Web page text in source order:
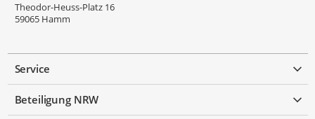
Theodor-Heuss-Platz 16
59065 Hamm
Service
Beteiligung NRW